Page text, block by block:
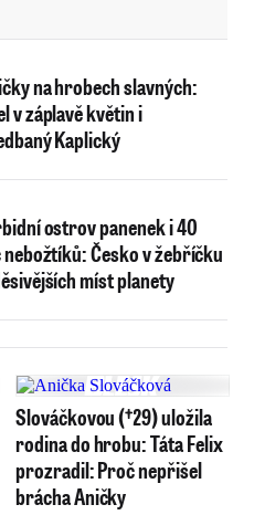
na hrobech slavných:
v záplavě květin i
Kaplický
ostrov panenek i 40
Česko v žebříčku
míst planety
Slováčkovou (†29) uložila
rodina do hrobu: Táta Felix
prozradil: Proč nepřišel
brácha Aničky